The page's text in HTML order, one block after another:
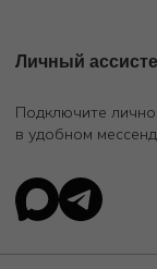
Личный
Подключите
в удобном